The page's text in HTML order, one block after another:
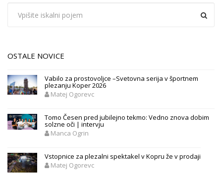
OSTALE NOVICE
Vabilo za prostovoljce –Svetovna serija v športnem
plezanju Koper 2026
Matej Ogorevc
Tomo Česen pred jubilejno tekmo: Vedno znova dobim
solzne oči | intervju
Manca Ogrin
Vstopnice za plezalni spektakel v Kopru že v prodaji
Matej Ogorevc